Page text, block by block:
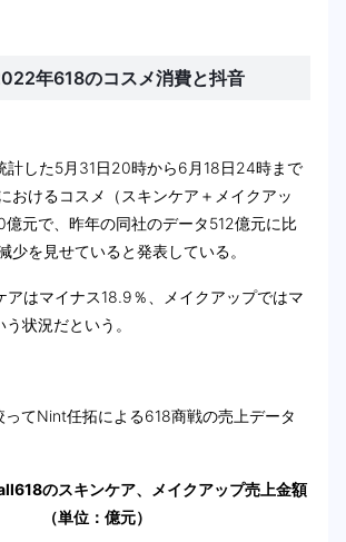
年618のコスメ消費と抖音
計した5月31日20時から6月18日24時まで
おけるコスメ（スキンケア＋メイクアッ
億元で、昨年の同社のデータ512億元に比
少を見せていると発表している。
アはマイナス18.9％、メイクアップではマ
状況だという。
ってNint任拓による618商戦の売上データ
のスキンケア、メイクアップ売上金額
（単位：億元）